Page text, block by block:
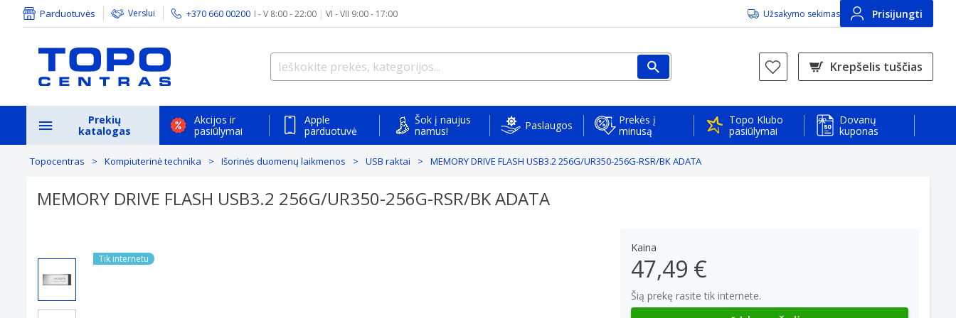
Parduotuvės Verslui +370 660 00200 I - V 8:00 - 22:00 | VI - VII 9:00 - 17:00 Užsakymo sekimas Prisijungti
Krepšelis tuščias
Prekių
katalogas
Akcijos ir
pasiūlymai
Apple
parduotuvė
Šok į naujus
namus!
Paslaugos
Prekės į
minusą
Topo Klubo
pasiūlymai
Dovanų
kuponas
Topocentras Kompiuterinė technika Išorinės duomenų laikmenos USB raktai MEMORY DRIVE FLASH USB3.2 256G/UR350-256G-RSR/BK ADATA
MEMORY DRIVE FLASH USB3.2 256G/UR350-256G-RSR/BK ADATA
Tik internetu
Kaina
47,49 €
Šią prekę rasite tik internete.